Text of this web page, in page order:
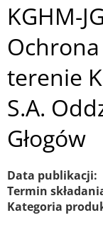
KGHM-
terenie
S.A.
Głogów
Data publikacji
Termin
Kategoria